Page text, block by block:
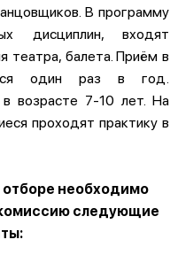
В программу
дисциплин, входят
театра, балета. Приём в
один раз в год.
возрасте 7-10 лет. На
проходят практику в
отборе необходимо
следующие